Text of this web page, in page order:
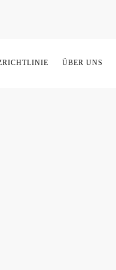
ÜBER UNS